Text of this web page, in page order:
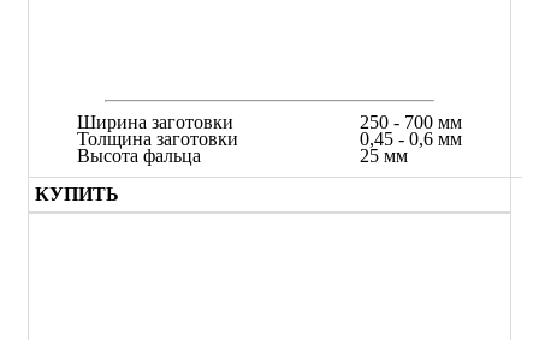
Ширина заготовки
Толщина заготовки
Высота фальца
250 - 700 мм
0,45 - 0,6 мм
25 мм
КУПИТЬ